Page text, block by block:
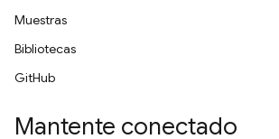
Muestras
Bibliotecas
GitHub
Mantente conectado